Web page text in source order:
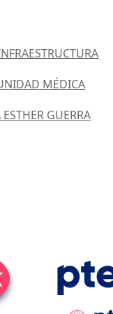
MÉDICA
GUERRA